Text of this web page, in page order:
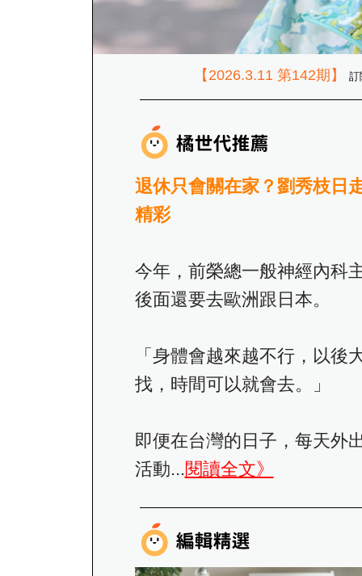
【2026.3.11 第142期】 訂
退休只會關在家？劉秀枝日
精彩
今年，前榮總一般神經內科
後面還要去歐洲跟日本。
「身體會越來越不行，以
找，時間可以就會去。」
即便在台灣的日子，每天外
活動...閱讀全文》